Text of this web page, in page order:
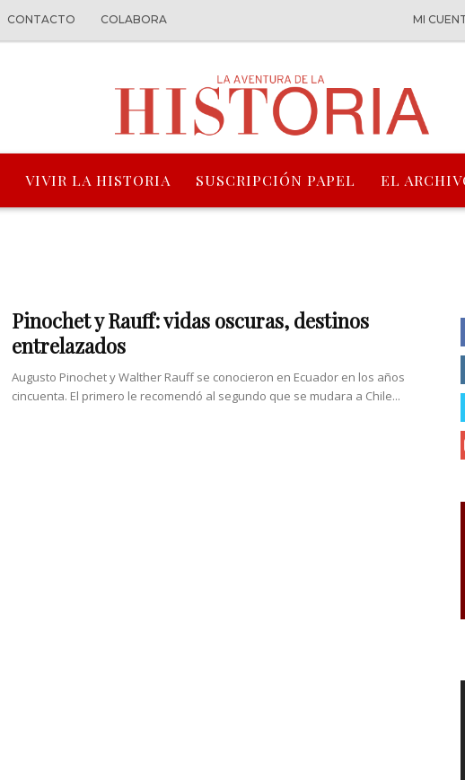
CONTACTO COLABORA MI
VIVIR LA HISTORIA SUSCRIPCIÓN PAPEL EL
Pinochet y Rauff: vidas oscuras, destinos
entrelazados
Augusto Pinochet y Walther Rauff se conocieron en Ecuador en los años
cincuenta. El primero le recomendó al segundo que se mudara a Chile...